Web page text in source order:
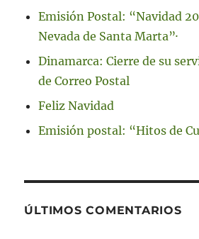
Emisión Postal: “Navidad
Nevada de Santa Marta”·
Dinamarca: Cierre de su
de Correo Postal
Feliz Navidad
Emisión postal: “Hitos de
ÚLTIMOS COMENTARIOS